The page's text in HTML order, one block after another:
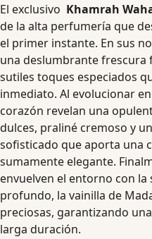
El exclusivo Khamrah
de la alta perfumería que
el primer instante. En sus
una deslumbrante frescura
sutiles toques especiados
inmediato. Al evolucionar
corazón revelan una
dulces, praliné cremoso y
sofisticado que aporta una
sumamente elegante.
envuelven el entorno con
profundo, la vainilla de
preciosas, garantizando
larga duración.